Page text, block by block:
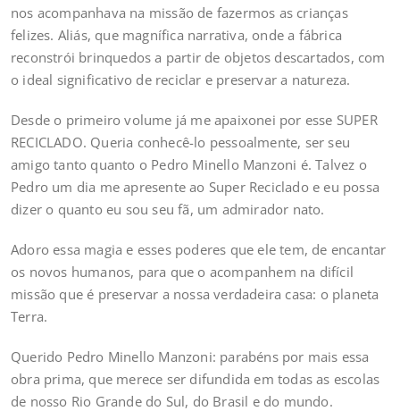
nos acompanhava na missão de fazermos as crianças
felizes. Aliás, que magnífica narrativa, onde a fábrica
reconstrói brinquedos a partir de objetos descartados, com
o ideal significativo de reciclar e preservar a natureza.
Desde o primeiro volume já me apaixonei por esse SUPER
RECICLADO. Queria conhecê-lo pessoalmente, ser seu
amigo tanto quanto o Pedro Minello Manzoni é. Talvez o
Pedro um dia me apresente ao Super Reciclado e eu possa
dizer o quanto eu sou seu fã, um admirador nato.
Adoro essa magia e esses poderes que ele tem, de encantar
os novos humanos, para que o acompanhem na difícil
missão que é preservar a nossa verdadeira casa: o planeta
Terra.
Querido Pedro Minello Manzoni: parabéns por mais essa
obra prima, que merece ser difundida em todas as escolas
de nosso Rio Grande do Sul, do Brasil e do mundo.